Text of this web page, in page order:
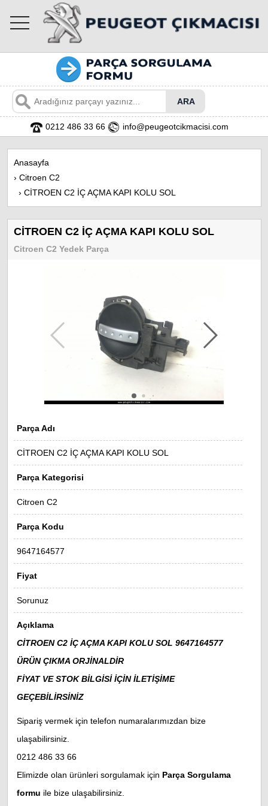
toggle
navigation
0212 486 33 66 info@peugeotcikmacisi.com
Anasayfa
› Citroen C2
› CİTROEN C2 İÇ AÇMA KAPI KOLU SOL
CİTROEN C2 İÇ AÇMA KAPI KOLU SOL
Citroen C2 Yedek Parça
Parça Adı
CİTROEN C2 İÇ AÇMA KAPI KOLU SOL
Parça Kategorisi
Citroen C2
Parça Kodu
9647164577
Fiyat
Sorunuz
Açıklama
CİTROEN C2 İÇ AÇMA KAPI KOLU SOL 9647164577
ÜRÜN ÇIKMA ORJİNALDİR
FİYAT VE STOK BİLGİSİ İÇİN İLETİŞİME
GEÇEBİLİRSİNİZ
Sipariş vermek için telefon numaralarımızdan bize
ulaşabilirsiniz.
0212 486 33 66
Elimizde olan ürünleri sorgulamak için Parça Sorgulama
formu ile bize ulaşabilirsiniz.